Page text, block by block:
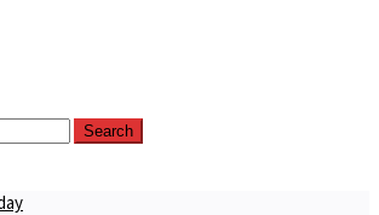
Search